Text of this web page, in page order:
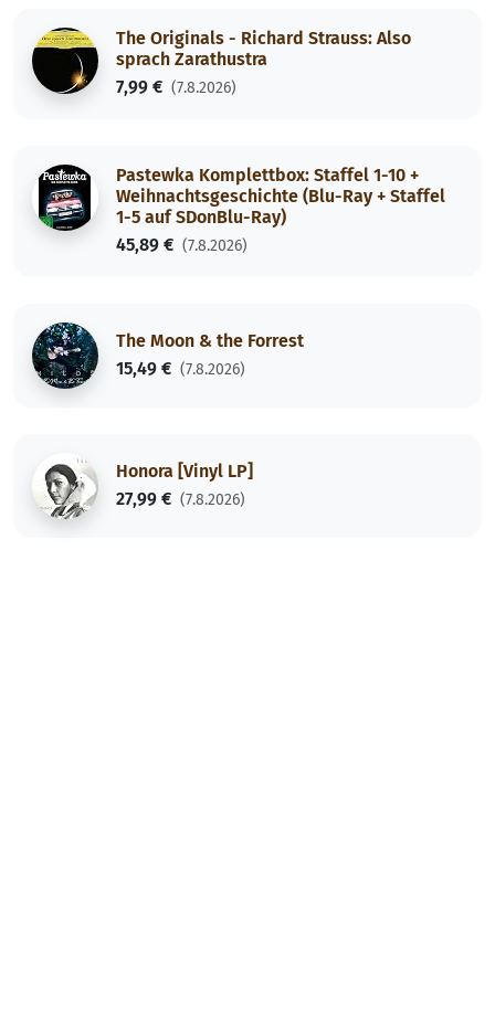
The Originals - Richard Strauss: Also
sprach Zarathustra
7,99 € (7.8.2026)
Pastewka Komplettbox: Staffel 1-10 +
Weihnachtsgeschichte (Blu-Ray + Staffel
1-5 auf SDonBlu-Ray)
45,89 € (7.8.2026)
The Moon & the Forrest
15,49 € (7.8.2026)
Honora [Vinyl LP]
27,99 € (7.8.2026)